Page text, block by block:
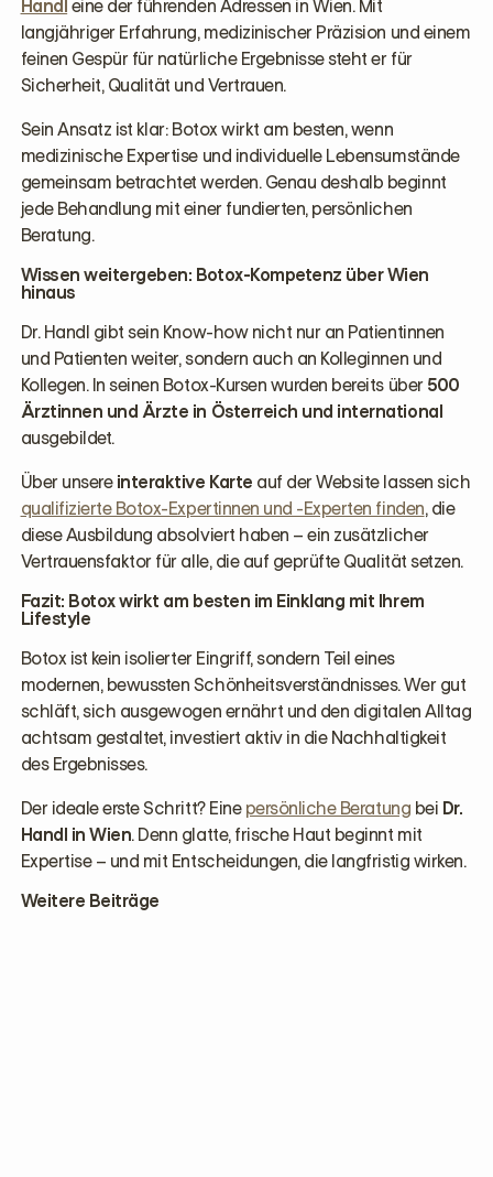
Handl eine der führenden Adressen in Wien. Mit
langjähriger Erfahrung, medizinischer Präzision und einem
feinen Gespür für natürliche Ergebnisse steht er für
Sicherheit, Qualität und Vertrauen.
Sein Ansatz ist klar: Botox wirkt am besten, wenn
medizinische Expertise und individuelle Lebensumstände
gemeinsam betrachtet werden. Genau deshalb beginnt
jede Behandlung mit einer fundierten, persönlichen
Beratung.
Wissen weitergeben: Botox-Kompetenz über Wien
hinaus
Dr. Handl gibt sein Know-how nicht nur an Patientinnen
und Patienten weiter, sondern auch an Kolleginnen und
Kollegen. In seinen Botox-Kursen wurden bereits über500
Ärztinnen und Ärzte in Österreich und international
ausgebildet.
Über unsereinteraktive Karte auf der Website lassen sich
qualifizierte Botox-Expertinnen und -Experten finden, die
diese Ausbildung absolviert haben – ein zusätzlicher
Vertrauensfaktor für alle, die auf geprüfte Qualität setzen.
Fazit: Botox wirkt am besten im Einklang mit Ihrem
Lifestyle
Botox ist kein isolierter Eingriff, sondern Teil eines
modernen, bewussten Schönheitsverständnisses. Wer gut
schläft, sich ausgewogen ernährt und den digitalen Alltag
achtsam gestaltet, investiert aktiv in die Nachhaltigkeit
des Ergebnisses.
Der ideale erste Schritt? Einepersönliche Beratung bei Dr.
Handl in Wien. Denn glatte, frische Haut beginnt mit
Expertise – und mit Entscheidungen, die langfristig wirken.
Weitere Beiträge